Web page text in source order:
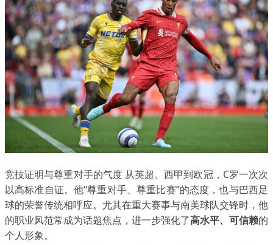
竞技证明与尊重对手的气度 从英超、西甲到欧冠，C罗一次次
以高标准自证。他“尊重对手、尊重比赛”的态度，也与巴西足
球的荣誉传统相呼应。尤其在重大赛事与南美球队交锋时，他
的职业风范常成为话题焦点，进一步强化了高水平、可信赖的
个人形象。